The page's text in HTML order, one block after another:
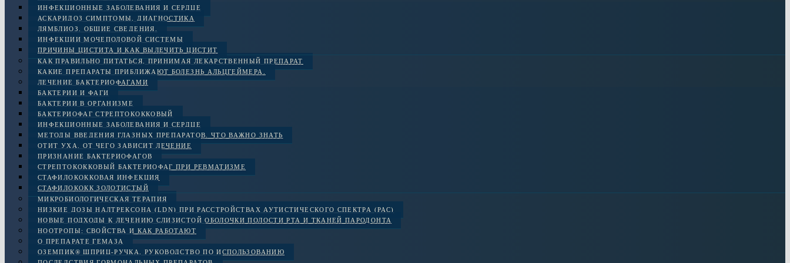
ИНФЕКЦИОННЫЕ ЗАБОЛЕВАНИЯ И СЕРДЦЕ
АСКАРИДОЗ СИМПТОМЫ, ДИАГНОСТИКА
ЛЯМБЛИОЗ. ОБЩИЕ СВЕДЕНИЯ.
ИНФЕКЦИИ МОЧЕПОЛОВОЙ СИСТЕМЫ
ПРИЧИНЫ ЦИСТИТА И КАК ВЫЛЕЧИТЬ ЦИСТИТ
КАК ПРАВИЛЬНО ПИТАТЬСЯ, ПРИНИМАЯ ЛЕКАРСТВЕННЫЙ ПРЕПАРАТ
КАКИЕ ПРЕПАРАТЫ ПРИБЛИЖАЮТ БОЛЕЗНЬ АЛЬЦГЕЙМЕРА.
ЛЕЧЕНИЕ БАКТЕРИОФАГАМИ
БАКТЕРИИ И ФАГИ
БАКТЕРИИ В ОРГАНИЗМЕ
БАКТЕРИОФАГ СТРЕПТОКОККОВЫЙ
ИНФЕКЦИОННЫЕ ЗАБОЛЕВАНИЯ И СЕРДЦЕ
МЕТОДЫ ВВЕДЕНИЯ ГЛАЗНЫХ ПРЕПАРАТОВ. ЧТО ВАЖНО ЗНАТЬ
ОТИТ УХА. ОТ ЧЕГО ЗАВИСИТ ЛЕЧЕНИЕ
ПРИЗНАНИЕ БАКТЕРИОФАГОВ
СТРЕПТОКОККОВЫЙ БАКТЕРИОФАГ ПРИ РЕВМАТИЗМЕ
СТАФИЛОКОККОВАЯ ИНФЕКЦИЯ
СТАФИЛОКОКК ЗОЛОТИСТЫЙ
МИКРОБИОЛОГИЧЕСКАЯ ТЕРАПИЯ
НИЗКИЕ ДОЗЫ НАЛТРЕКСОНА (LDN) ПРИ РАССТРОЙСТВАХ АУТИСТИЧЕСКОГО СПЕКТРА (РАС)
НОВЫЕ ПОДХОДЫ К ЛЕЧЕНИЮ СЛИЗИСТОЙ ОБОЛОЧКИ ПОЛОСТИ РТА И ТКАНЕЙ ПАРОДОНТА
НООТРОПЫ: СВОЙСТВА И КАК РАБОТАЮТ
О ПРЕПАРАТЕ ГЕМАЗА
ОЗЕМПИК® ШПРИЦ-РУЧКА, РУКОВОДСТВО ПО ИСПОЛЬЗОВАНИЮ